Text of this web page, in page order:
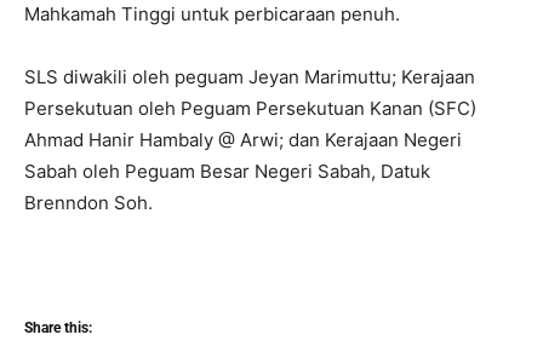
Mahkamah Tinggi untuk perbicaraan penuh.
SLS diwakili oleh peguam Jeyan Marimuttu; Kerajaan
Persekutuan oleh Peguam Persekutuan Kanan (SFC)
Ahmad Hanir Hambaly @ Arwi; dan Kerajaan Negeri
Sabah oleh Peguam Besar Negeri Sabah, Datuk
Brenndon Soh.
Share this: